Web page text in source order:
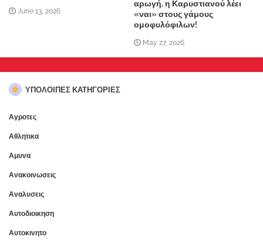
June 13, 2026
αρωγή, η Καρυστιανού λέει
«ναι» στους γάμους
ομοφυλόφιλων!
May 27, 2026
ΥΠΌΛΟΙΠΕΣ ΚΑΤΗΓΟΡΊΕΣ
Αγροτες
Αθλητικα
Αμυνα
Ανακοινωσεις
Αναλυσεις
Αυτοδιοικηση
Αυτοκινητο